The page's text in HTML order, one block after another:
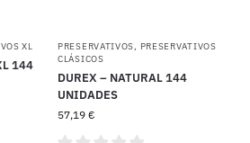
XL
144
PRESERVATIVOS, PRESERVATIVOS
CLÁSICOS
DUREX – NATURAL 144
UNIDADES
57,19 €